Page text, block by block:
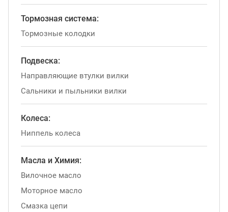
Тормозная система:
Тормозные колодки
Подвеска:
Направляющие втулки вилки
Сальники и пыльники вилки
Колеса:
Ниппель колеса
Масла и Химия:
Вилочное масло
Моторное масло
Смазка цепи